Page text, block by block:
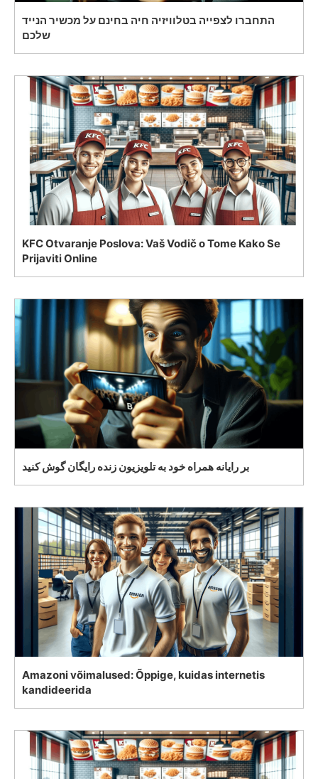
התחברו לצפייה בטלוויזיה חיה בחינם על מכשיר הנייד
שלכם
KFC Otvaranje Poslova: Vaš Vodič o Tome Kako Se
Prijaviti Online
بر رایانه همراه خود به تلویزیون زنده رایگان گوش کنید
Amazoni võimalused: Õppige, kuidas internetis
kandideerida